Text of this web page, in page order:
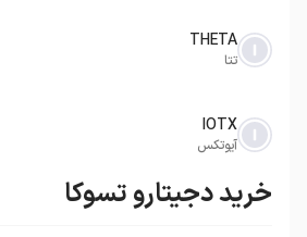
خرید دجیتارو تسوکا
THETA
تتا
IOTX
آیوتکس